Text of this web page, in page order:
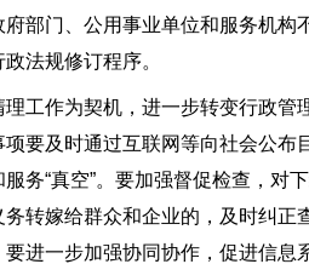
部门、公用事业单位和服务机构
法规修订程序。
工作为契机，进一步转变行政管
要及时通过互联网等向社会公
务“真空”。要加强督促检查，对
转嫁给群众和企业的，及时纠正
进一步加强协同协作，促进信息